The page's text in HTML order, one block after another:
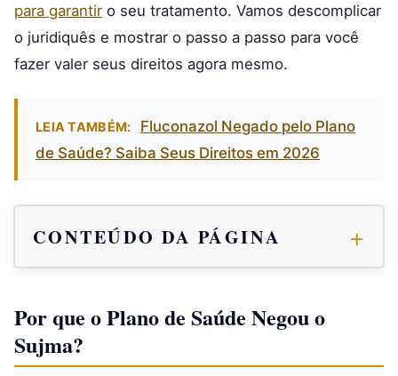
para garantir o seu tratamento. Vamos descomplicar
o juridiquês e mostrar o passo a passo para você
fazer valer seus direitos agora mesmo.
LEIA TAMBÉM:
Fluconazol Negado pelo Plano
de Saúde? Saiba Seus Direitos em 2026
CONTEÚDO DA PÁGINA
Por que o Plano de Saúde Negou o
Sujma?